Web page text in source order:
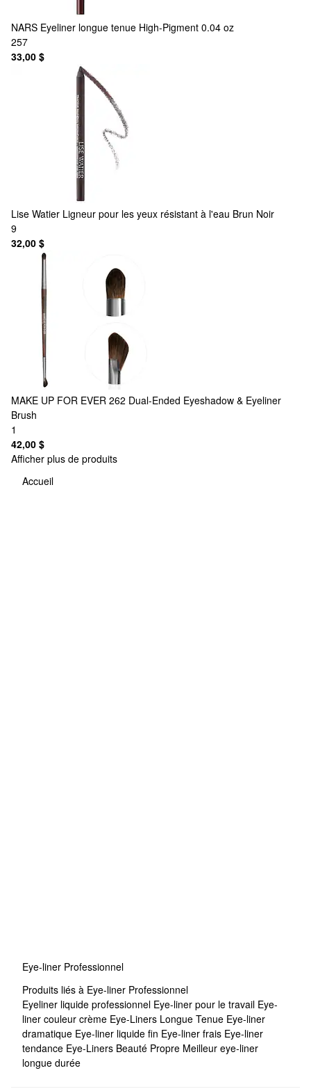
NARS Eyeliner longue tenue High-Pigment 0.04 oz
257
33,00 $
Lise Watier Ligneur pour les yeux résistant à l'eau Brun Noir
9
32,00 $
MAKE UP FOR EVER 262 Dual-Ended Eyeshadow & Eyeliner
Brush
1
42,00 $
Afficher plus de produits
Accueil
Eye-liner Professionnel
Produits liés à Eye-liner Professionnel
Eyeliner liquide professionnel Eye-liner pour le travail Eye-
liner couleur crème Eye-Liners Longue Tenue Eye-liner
dramatique Eye-liner liquide fin Eye-liner frais Eye-liner
tendance Eye-Liners Beauté Propre Meilleur eye-liner
longue durée